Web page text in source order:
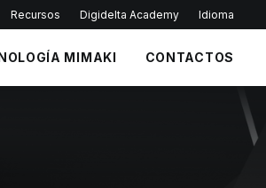
Recursos Digidelta Academy Idioma
MIMAKI CONTACTOS